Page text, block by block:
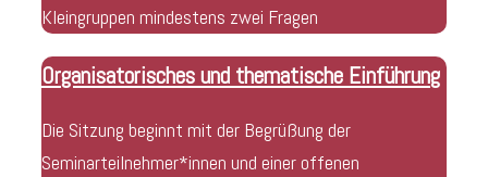
Kleingruppen mindestens zwei Fragen
Organisatorisches und thematische Einführung
Die Sitzung beginnt mit der Begrüßung der
Seminarteilnehmer*innen und einer offenen